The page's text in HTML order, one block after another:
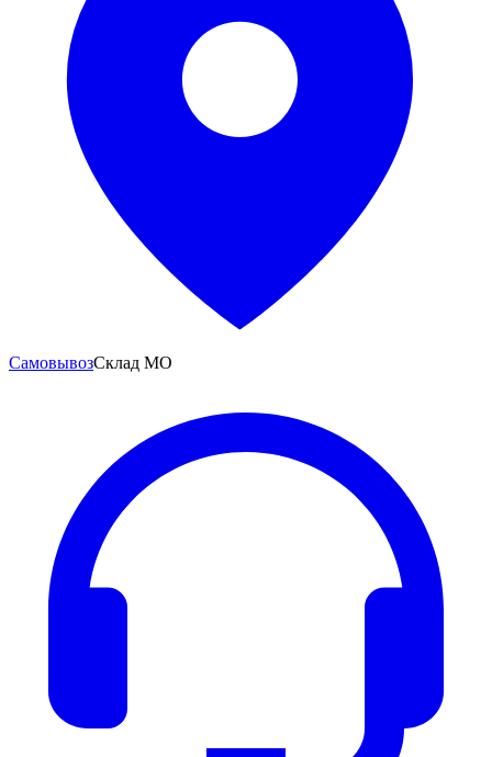
СамовывозСклад МО